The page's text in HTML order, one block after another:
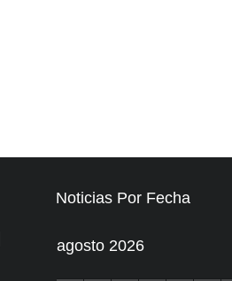
Noticias Por Fecha
agosto 2026